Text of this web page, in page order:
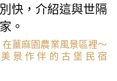
快，介紹這與世隔
。